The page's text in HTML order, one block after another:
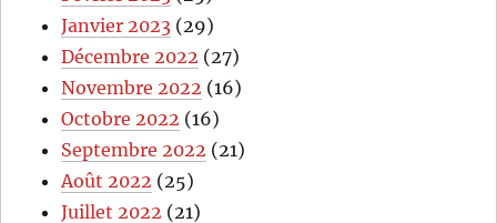
Janvier 2023 (29)
Décembre 2022 (27)
Novembre 2022 (16)
Octobre 2022 (16)
Septembre 2022 (21)
Août 2022 (25)
Juillet 2022 (21)